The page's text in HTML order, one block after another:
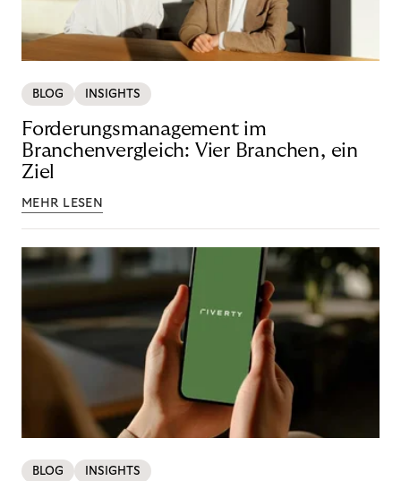
BLOG INSIGHTS
Forderungsmanagement im
Branchenvergleich: Vier Branchen, ein
Ziel
MEHR LESEN
BLOG INSIGHTS